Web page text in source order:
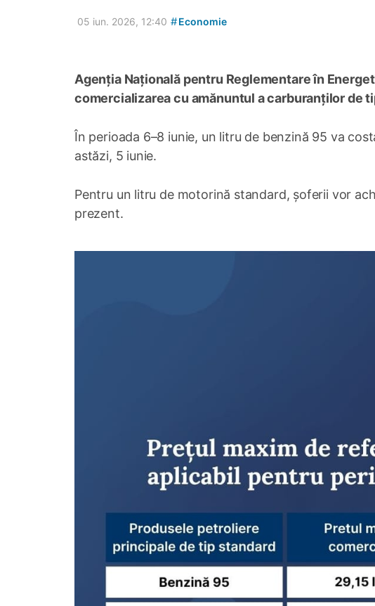
05 iun. 2026, 12:40 #Economie
Agenția Națională pentru Reglementare în
comercializarea cu amănuntul a carburanților de
În perioada 6–8 iunie, un litru de benzină 95 va
astăzi, 5 iunie.
Pentru un litru de motorină standard, șoferii vor
prezent.